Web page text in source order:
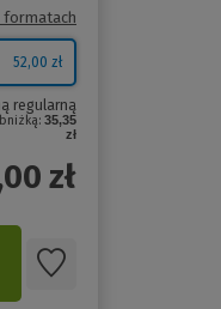
formatach
52,00 zł
regularną
35,35
zł
zł